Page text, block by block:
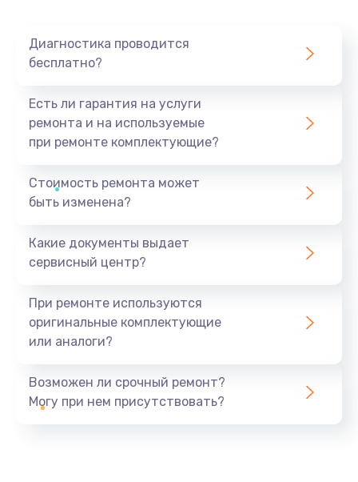
Диагностика проводится
бесплатно?
Есть ли гарантия на услуги
ремонта и на используемые
при ремонте комплектующие?
Стоимость ремонта может
быть изменена?
Какие документы выдает
сервисный центр?
При ремонте используются
оригинальные комплектующие
или аналоги?
Возможен ли срочный ремонт?
Могу при нем присутствовать?